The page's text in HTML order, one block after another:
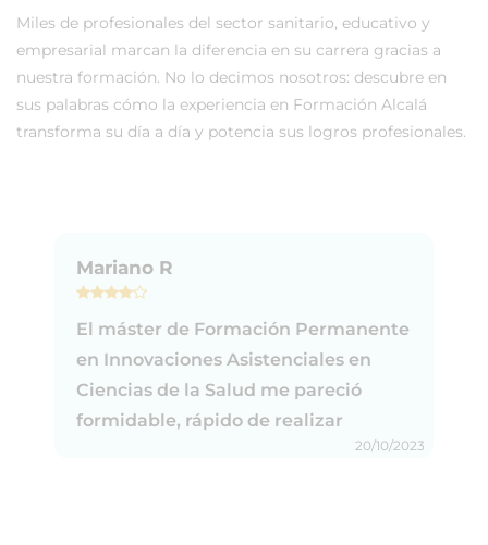
Miles de profesionales del sector sanitario, educativo y
empresarial marcan la diferencia en su carrera gracias a
nuestra formación. No lo decimos nosotros: descubre en
sus palabras cómo la experiencia en Formación Alcalá
transforma su día a día y potencia sus logros profesionales.
Mariano R
El máster de Formación Permanente
en Innovaciones Asistenciales en
Ciencias de la Salud me pareció
formidable, rápido de realizar
20/10/2023